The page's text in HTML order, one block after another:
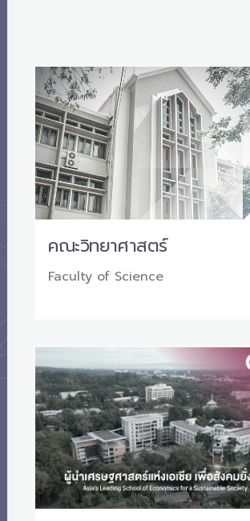
คณะวิทยาศาสตร์
Faculty of Science